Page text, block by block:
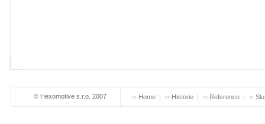
© Hexomotive s.r.o. 2007 Home Historie Reference